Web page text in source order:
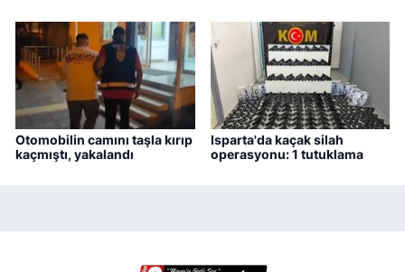
Otomobilin camını taşla kırıp
kaçmıştı, yakalandı
Isparta'da kaçak silah
operasyonu: 1 tutuklama